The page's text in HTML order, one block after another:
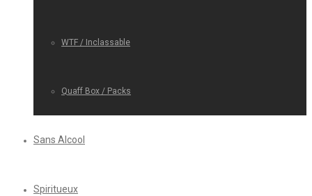
WTF / Inclassable
Quaff Box / Packs
Sans Alcool
Spiritueux